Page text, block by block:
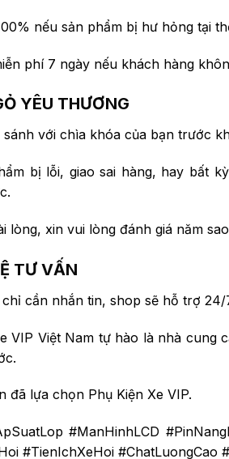
nếu sản phẩm bị hư hỏng tại
phí 7 ngày nếu khách hàng
YÊU THƯƠNG
sánh với chìa khóa của bạn trước
bị lỗi, giao sai hàng, hay bất
lòng, xin vui lòng đánh giá năm
TƯ VẤN
cần nhắn tin, shop sẽ hỗ trợ 24/
VIP Việt Nam tự hào là nhà
đã lựa chọn Phụ Kiện Xe VIP.
#ManHinhLCD
#TienIchXeHoi #ChatLuongCao